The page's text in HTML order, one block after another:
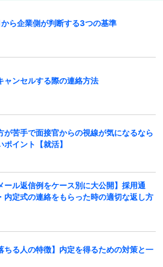
ら企業側が判断する3つの基準
ャンセルする際の連絡方法
が苦手で面接官からの視線が気になるなら
イント【就活】
ール返信例をケース別に大公開】採用通
内定式の連絡をもらった時の適切な返し方
ちる人の特徴】内定を得るための対策と一